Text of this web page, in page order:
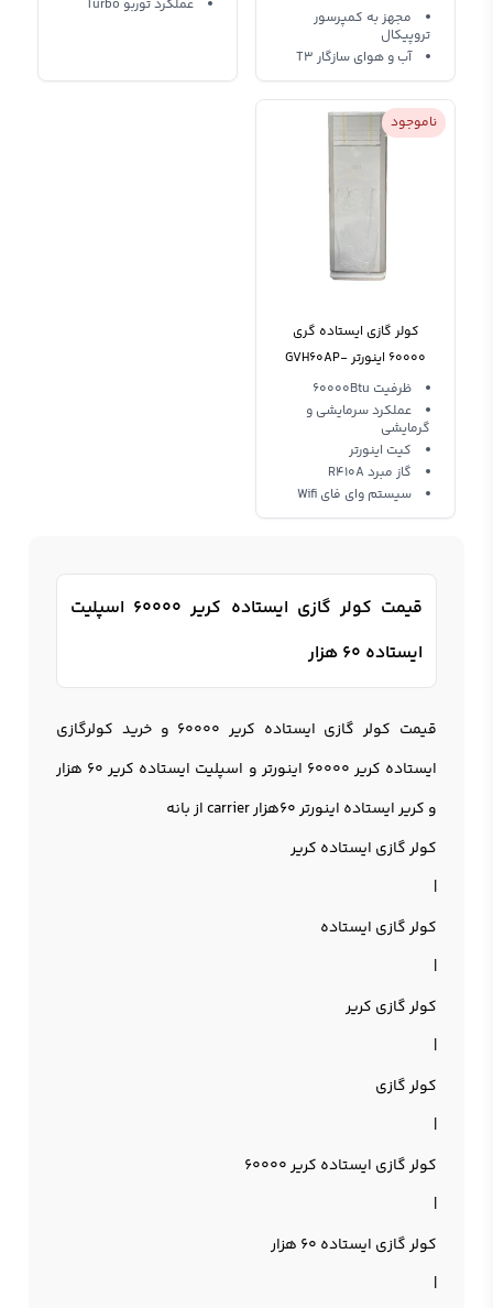
مجهز به کمپرسور
تروپیکال
آب و هوای سازگار T3
عملکرد توربو Turbo
ناموجود
کولر گازی ایستاده گری
60000 اینورتر GVH60AP-
K3DTC7Aظرفیت 60000Btu
عملکرد سرمایشی و
گرمایشی
کیت اینورتر
گاز مبرد R410A
سیستم وای فای Wifi
قیمت کولر گازی ایستاده کریر 60000 اسپلیت
ایستاده 60 هزار
قیمت کولر گازی ایستاده کریر 60000 و خرید کولرگازی
ایستاده کریر 60000 اینورتر و اسپلیت ایستاده کریر 60 هزار
و کریر ایستاده اینورتر 60هزار carrier از بانه
کولر گازی ایستاده کریر
|
کولر گازی ایستاده
|
کولر گازی کریر
|
کولر گازی
|
کولر گازی ایستاده کریر 60000
|
کولر گازی ایستاده 60 هزار
|